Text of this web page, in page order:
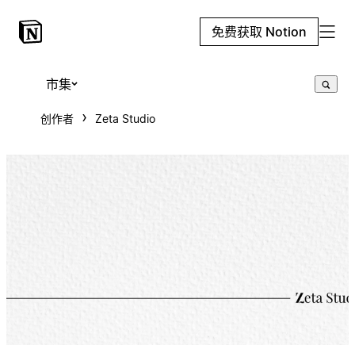
免费获取 Notion
市集
创作者 Zeta Studio